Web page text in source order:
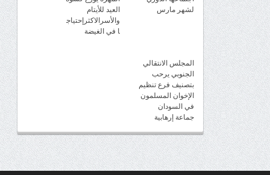
لشهر مارس
العيد للأيتام
والأسرالاكثرإحتياج
ا في الغيضة
المجلس الانتقالي
الجنوبي يرحب
بتصنيف فرع تنظيم
الإخوان المسلمون
في السودان
جماعة إرهابية